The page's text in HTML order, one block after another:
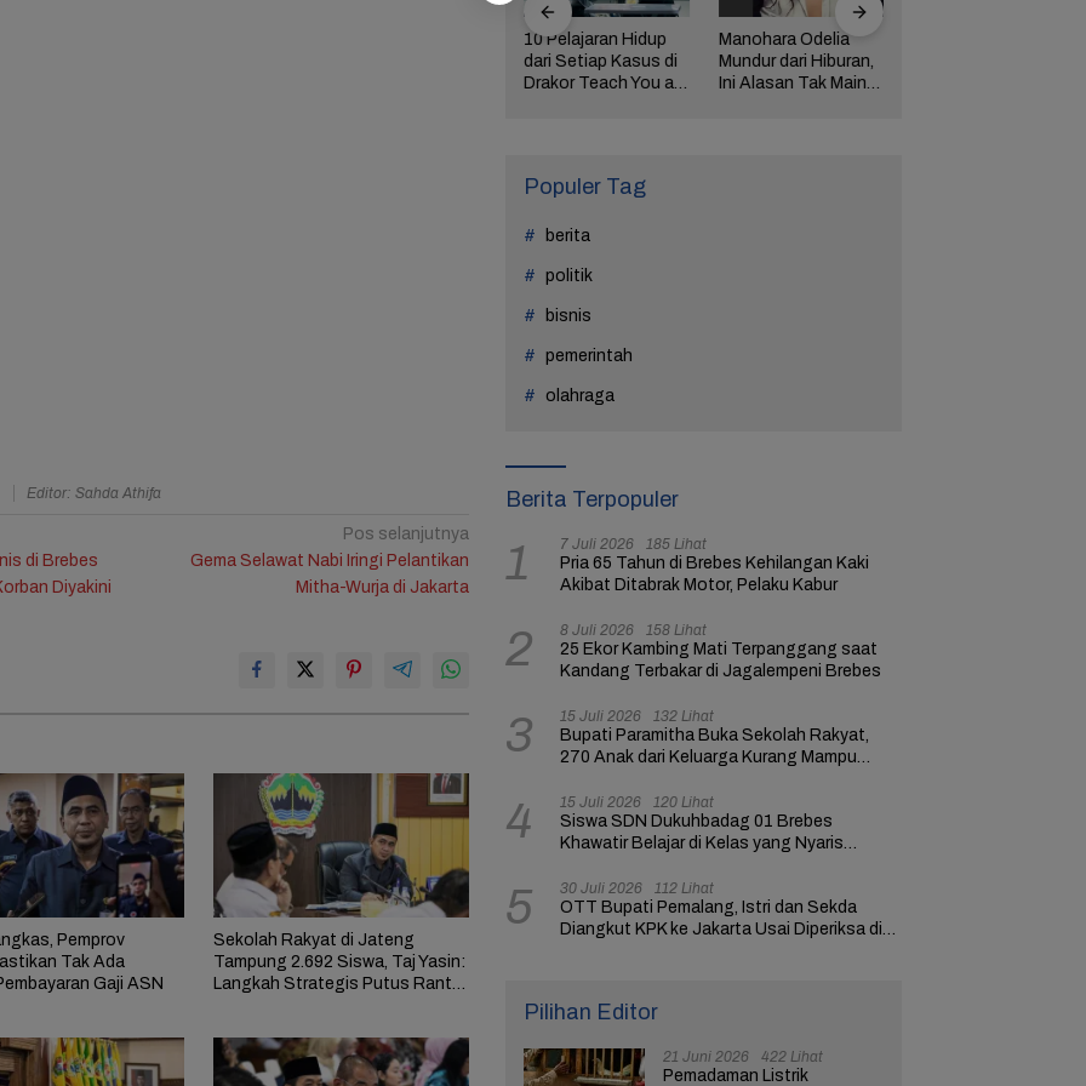
Editor: Sahda Athifa
di Brebes
Diyakini
Pos selanjutnya
Gema Selawat Nabi Iringi Pelantikan
Mitha-Wurja di Jakarta
Pemprov
Tak Ada
Gaji ASN
Sekolah Rakyat di Jateng
Tampung 2.692 Siswa, Taj Yasin:
Langkah Strategis Putus Rantai
10 Pelajaran Hidup
dari Setiap Kasus di
Drakor Teach You a
Manohara Odelia
Mundur dari Hiburan,
Ini Alasan Tak Main
Populer Tag
berita
politik
bisnis
pemerintah
olahraga
Berita Terpopuler
1 7 Juli 2026 185 Lihat
Pria 65 Tahun di Brebes Kehilangan Kaki
Akibat Ditabrak Motor, Pelaku Kabur
2 8 Juli 2026 158 Lihat
25 Ekor Kambing Mati Terpanggang saat
Kandang Terbakar di Jagalempeni Brebes
3 15 Juli 2026 132 Lihat
Bupati Paramitha Buka Sekolah Rakyat,
270 Anak dari Keluarga Kurang Mampu
4 15 Juli 2026 120 Lihat
Siswa SDN Dukuhbadag 01 Brebes
Khawatir Belajar di Kelas yang Nyaris
5 30 Juli 2026 112 Lihat
OTT Bupati Pemalang, Istri dan Sekda
Diangkut KPK ke Jakarta Usai Diperiksa di
Pilihan Editor
21 Juni 2026 422 Lihat
Pemadaman Listrik